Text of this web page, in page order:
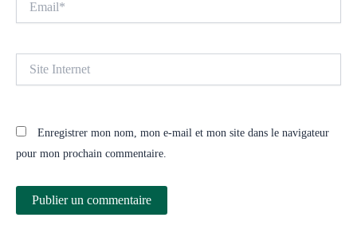
Internet
Enregistrer mon nom, mon e-mail et mon site dans le navigateur
pour mon prochain commentaire.